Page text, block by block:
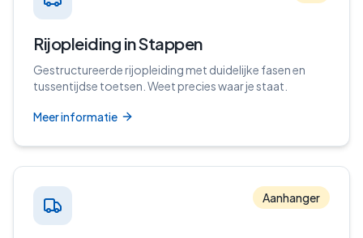
Rijopleiding in Stappen
Gestructureerde rijopleiding met duidelijke fasen en
tussentijdse toetsen. Weet precies waar je staat.
Meer informatie
Aanhanger